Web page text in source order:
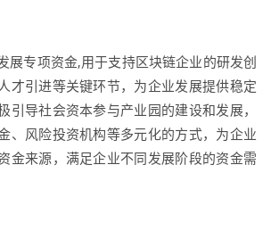
展专项资金,用于支持区块链企业的研发创
才引进等关键环节，为企业发展提供稳定
引导社会资本参与产业园的建设和发展，
、风险投资机构等多元化的方式，为企业
金来源，满足企业不同发展阶段的资金需